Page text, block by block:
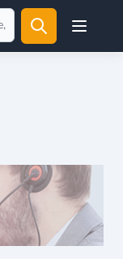
Open